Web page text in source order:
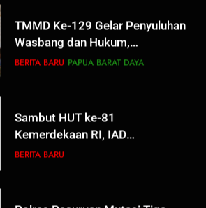
Sambut HUT ke-81
Kemerdekaan RI, IAD
Probolinggo Persembahkan
Guru Non-ASN sebagai
Pahlawan Bangsa
Polres Pasuruan Mutasi Tiga
Penyidik Polsek Beji Demi
Efektivitas dan Kelancaran